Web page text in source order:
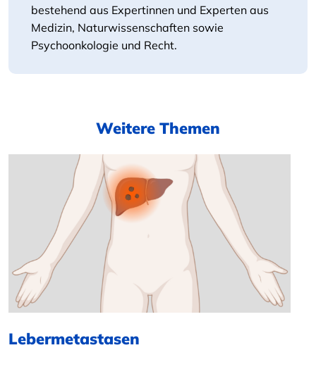
bestehend aus Expertinnen und Experten aus
Medizin, Naturwissenschaften sowie
Psychoonkologie und Recht.
Weitere Themen
Lebermetastasen